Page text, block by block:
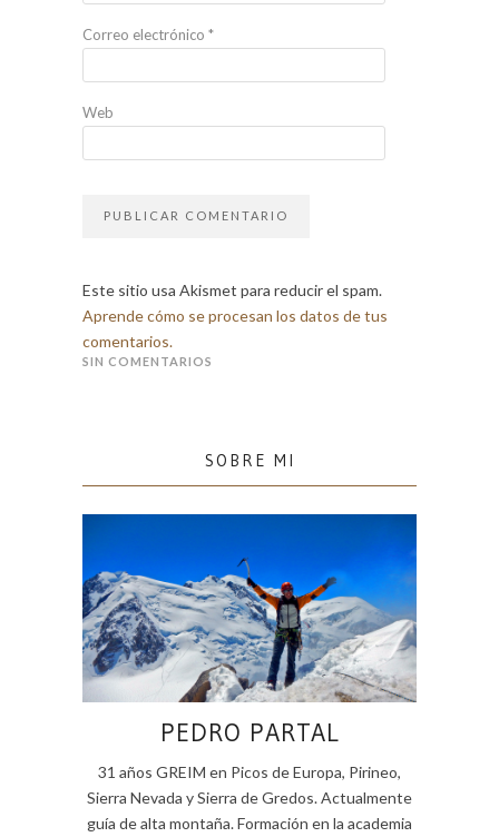
Correo electrónico *
Web
Este sitio usa Akismet para reducir el spam.
Aprende cómo se procesan los datos de tus
comentarios.
SIN COMENTARIOS
SOBRE MI
PEDRO PARTAL
31 años GREIM en Picos de Europa, Pirineo,
Sierra Nevada y Sierra de Gredos. Actualmente
guía de alta montaña. Formación en la academia